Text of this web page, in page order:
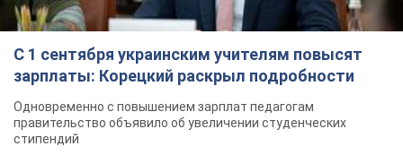
С 1 сентября украинским учителям повысят
зарплаты: Корецкий раскрыл подробности
Одновременно с повышением зарплат педагогам
правительство объявило об увеличении студенческих
стипендий